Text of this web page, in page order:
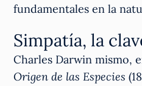
fundamentales en la
Simpatía, la
Charles Darwin mismo,
Origen de las Especies